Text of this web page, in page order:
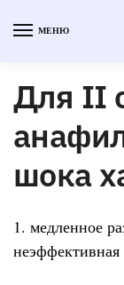
МЕНЮ
Для II
шока
1. медленное